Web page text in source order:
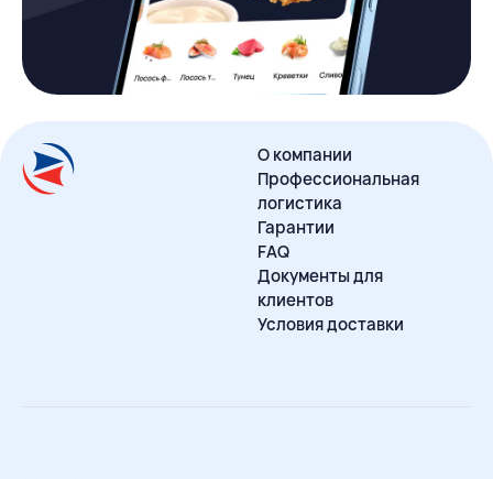
О компании
Профессиональная
логистика
Гарантии
FAQ
Документы для
клиентов
Условия доставки